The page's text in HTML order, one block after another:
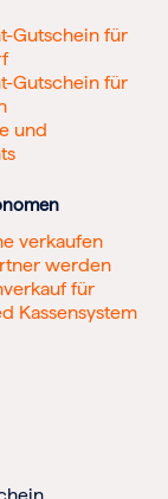
Gutschein für
Gutschein für
und
verkaufen
werden
für
Kassensystem